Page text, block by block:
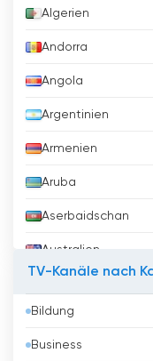
Algerien
Andorra
Angola
Argentinien
Armenien
Aruba
Aserbaidschan
Australien
Bahrain
Bangladesh
TV-Kanäle nach
Bildung
Business